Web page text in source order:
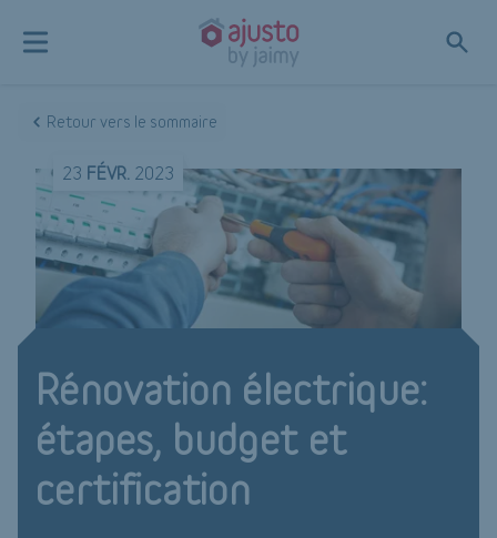
Retour vers le sommaire
23 FÉVR. 2023
Rénovation électrique:
étapes, budget et
certification